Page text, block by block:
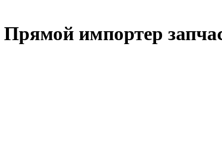
Прямой импортер